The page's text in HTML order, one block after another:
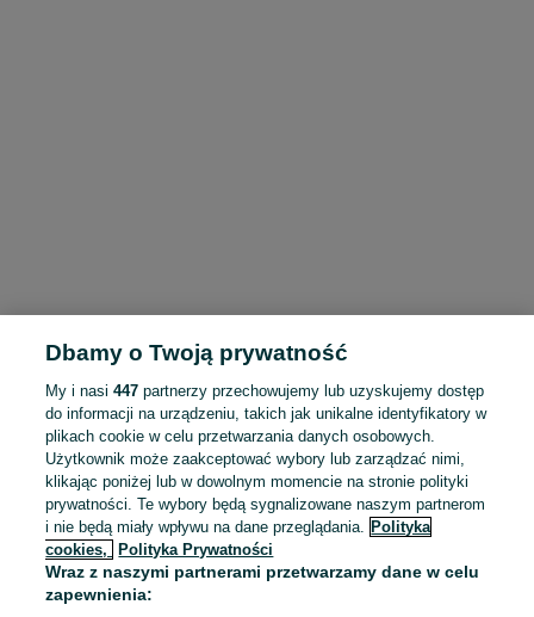
To ogłoszenie nie jest już dostępne
Dbamy o Twoją prywatność
My i nasi447 partnerzy przechowujemy lub uzyskujemy dostęp
do informacji na urządzeniu, takich jak unikalne identyfikatory w
plikach cookie w celu przetwarzania danych osobowych.
Użytkownik może zaakceptować wybory lub zarządzać nimi,
klikając poniżej lub w dowolnym momencie na stronie polityki
prywatności. Te wybory będą sygnalizowane naszym partnerom
i nie będą miały wpływu na dane przeglądania. Polityka
cookies,
Polityka Prywatności
Wraz z naszymi partnerami przetwarzamy dane w celu
zapewnienia: